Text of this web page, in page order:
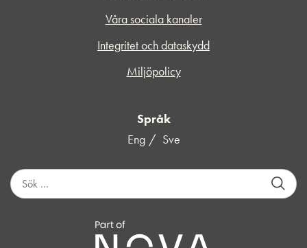
Våra sociala kanaler
Integritet och dataskydd
Miljöpolicy
Språk
Eng
Sve
S
ö
k